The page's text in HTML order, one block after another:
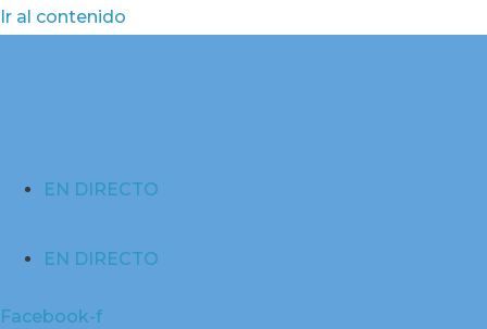
Ir al contenido
EN DIRECTO
EN DIRECTO
Facebook-f